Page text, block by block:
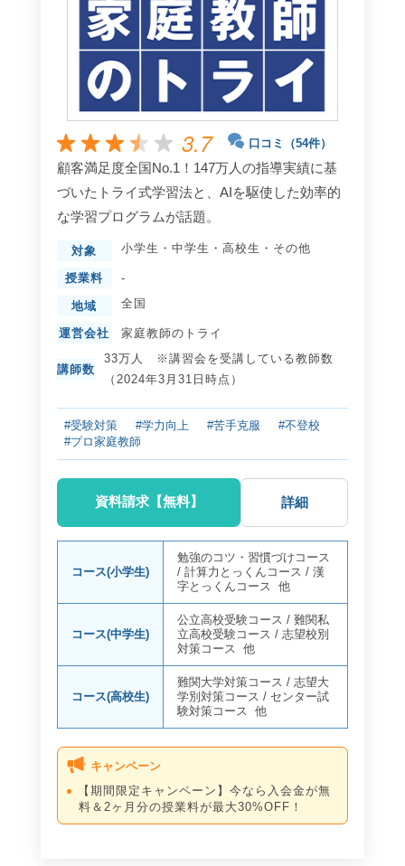
3.7 口コミ（54件）
顧客満足度全国No.1！147万人の指導実績に基
づいたトライ式学習法と、AIを駆使した効率的
な学習プログラムが話題。
対象 小学生 ・ 中学生 ・ 高校生 ・ その他
授業料 -
地域 全国
運営会社 家庭教師のトライ
講師数
33万人 ※講習会を受講している教師数
（2024年3月31日時点）
#受験対策 #学力向上 #苦手克服
#不登校
#プロ家庭教師
資料請求【無料】 詳細
コース(小学生)
勉強のコツ・習慣づけコース
/計算力とっくんコース /漢
字とっくんコース 他
コース(中学生)
公立高校受験コース /難関私
立高校受験コース /志望校別
対策コース 他
コース(高校生)
難関大学対策コース /志望大
学別対策コース /センター試
験対策コース 他
キャンペーン
【期間限定キャンペーン】今なら入会金が無
料＆2ヶ月分の授業料が最大30%OFF！